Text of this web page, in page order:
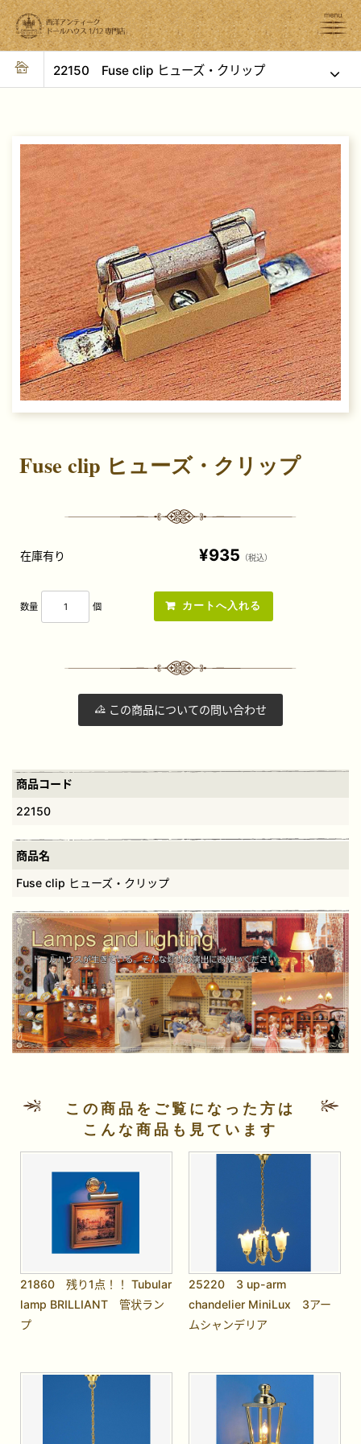
22150 Fuse clip ヒューズ・クリップ
Fuse clip ヒューズ・クリップ
在庫有り ¥935 （税込）
数量 個
この商品についての問い合わせ
商品コード
22150
商品名
Fuse clip ヒューズ・クリップ
この商品をご覧になった方は
こんな商品も見ています
21860 残り1点！！ Tubular
lamp BRILLIANT 管状ラン
プ
25220 3 up-arm
chandelier MiniLux 3アー
ムシャンデリア